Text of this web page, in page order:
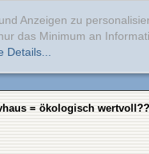
Anzeigen zu
das Minimum an
Details...
= ökologisch